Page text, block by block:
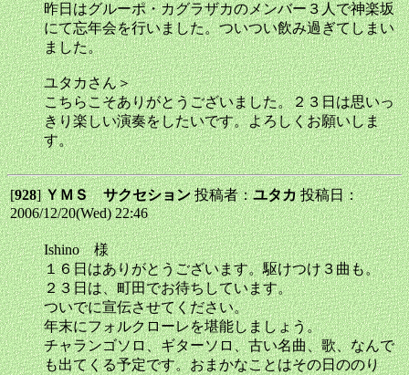
昨日はグルーポ・カグラザカのメンバー３人で神楽坂
にて忘年会を行いました。ついつい飲み過ぎてしまい
ました。
ユタカさん＞
こちらこそありがとうございました。２３日は思いっ
きり楽しい演奏をしたいです。よろしくお願いしま
す。
[928]ＹＭＳ サクセション投稿者：ユタカ投稿日：
2006/12/20(Wed) 22:46
Ishino 様
１６日はありがとうございます。駆けつけ３曲も。
２３日は、町田でお待ちしています。
ついでに宣伝させてください。
年末にフォルクローレを堪能しましょう。
チャランゴソロ、ギターソロ、古い名曲、歌、なんで
も出てくる予定です。おまかなことはその日ののり